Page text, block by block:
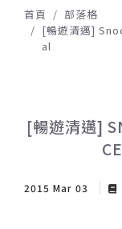
首頁
部落格
[暢遊清邁]
al
[暢遊清邁]
2015 Mar 03